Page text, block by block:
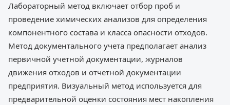
Лабораторный метод включает отбор проб и
проведение химических анализов для определения
компонентного состава и класса опасности отходов.
Метод документального учета предполагает анализ
первичной учетной документации, журналов
движения отходов и отчетной документации
предприятия. Визуальный метод используется для
предварительной оценки состояния мест накопления